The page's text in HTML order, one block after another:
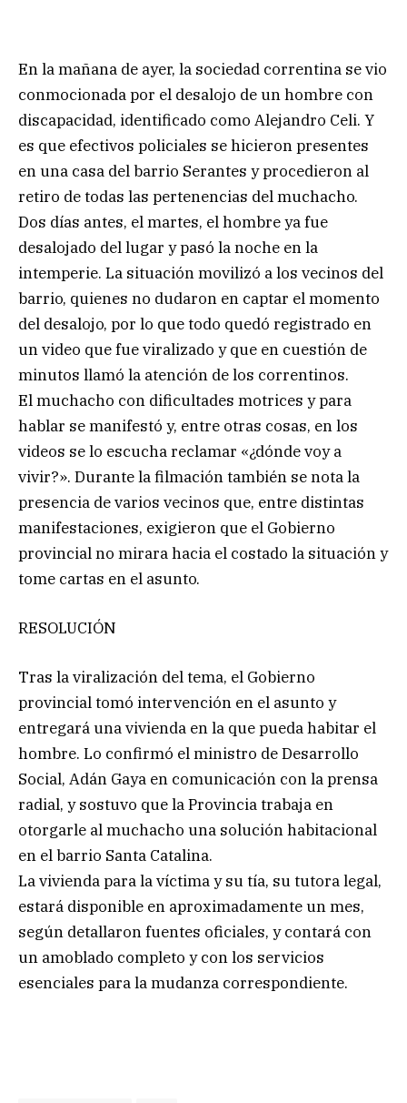
En la mañana de ayer, la sociedad correntina se vio
conmocionada por el desalojo de un hombre con
discapacidad, identificado como Alejandro Celi. Y
es que efectivos policiales se hicieron presentes
en una casa del barrio Serantes y procedieron al
retiro de todas las pertenencias del muchacho.
Dos días antes, el martes, el hombre ya fue
desalojado del lugar y pasó la noche en la
intemperie. La situación movilizó a los vecinos del
barrio, quienes no dudaron en captar el momento
del desalojo, por lo que todo quedó registrado en
un video que fue viralizado y que en cuestión de
minutos llamó la atención de los correntinos.
El muchacho con dificultades motrices y para
hablar se manifestó y, entre otras cosas, en los
videos se lo escucha reclamar «¿dónde voy a
vivir?». Durante la filmación también se nota la
presencia de varios vecinos que, entre distintas
manifestaciones, exigieron que el Gobierno
provincial no mirara hacia el costado la situación y
tome cartas en el asunto.
RESOLUCIÓN
Tras la viralización del tema, el Gobierno
provincial tomó intervención en el asunto y
entregará una vivienda en la que pueda habitar el
hombre. Lo confirmó el ministro de Desarrollo
Social, Adán Gaya en comunicación con la prensa
radial, y sostuvo que la Provincia trabaja en
otorgarle al muchacho una solución habitacional
en el barrio Santa Catalina.
La vivienda para la víctima y su tía, su tutora legal,
estará disponible en aproximadamente un mes,
según detallaron fuentes oficiales, y contará con
un amoblado completo y con los servicios
esenciales para la mudanza correspondiente.